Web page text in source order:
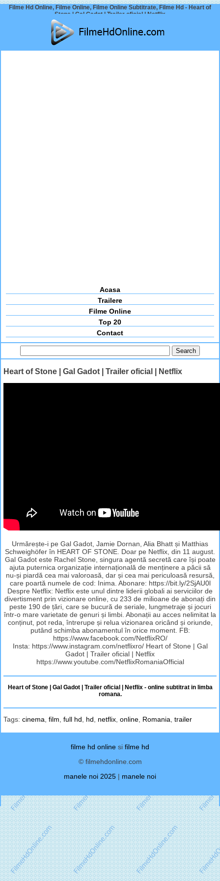
Filme Hd Online, Filme Online, Filme Online Subtitrate, Filme Hd - Heart of
Stone | Gal Gadot | Trailer oficial | Netflix
Acasa
Trailere
Filme Online
Top 20
Contact
Heart of Stone | Gal Gadot | Trailer oficial | Netflix
Urmărește-i pe Gal Gadot, Jamie Dornan, Alia Bhatt și Matthias
Schweighöfer în HEART OF STONE. Doar pe Netflix, din 11 august.
Gal Gadot este Rachel Stone, singura agentă secretă care își poate
ajuta puternica organizație internațională de menținere a păcii să
nu-și piardă cea mai valoroasă, dar și cea mai periculoasă resursă,
care poartă numele de cod: Inima. Abonare: https://bit.ly/2SjAU0l
Despre Netflix: Netflix este unul dintre liderii globali ai serviciilor de
divertisment prin vizionare online, cu 233 de milioane de abonați din
peste 190 de țări, care se bucură de seriale, lungmetraje și jocuri
într-o mare varietate de genuri și limbi. Abonații au acces nelimitat la
conținut, pot reda, întrerupe și relua vizionarea oricând și oriunde,
putând schimba abonamentul în orice moment. FB:
https://www.facebook.com/NetflixRO/
Insta: https://www.instagram.com/netflixro/ Heart of Stone | Gal
Gadot | Trailer oficial | Netflix
https://www.youtube.com/NetflixRomaniaOfficial
Heart of Stone | Gal Gadot | Trailer oficial | Netflix - online subtitrat in limba
romana.
Tags: cinema film full hd hd netflix online Romania trailer
filme hd online si filme hd
© filmehdonline.com
manele noi 2025 | manele noi